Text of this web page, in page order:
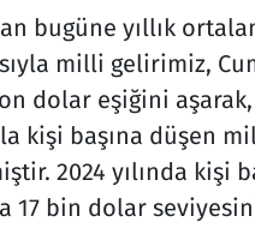
bugüne yıllık
milli gelirimiz,
dolar eşiğini
kişi başına düşen
2024 yılında
17 bin dolar